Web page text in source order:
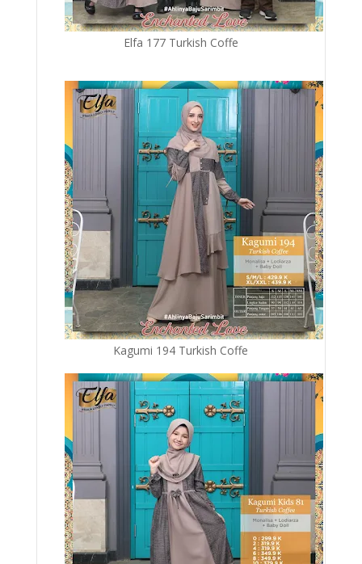
Elfa 177 Turkish Coffe
Kagumi 194 Turkish Coffe